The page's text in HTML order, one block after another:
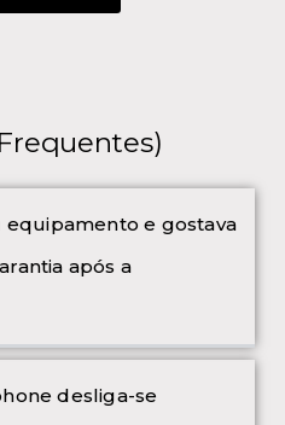
equipamento e gostava
após a
desliga-se